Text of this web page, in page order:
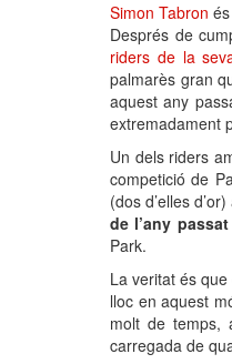
Simon Tabron
Després de
riders de la
palmarès gran
aquest any
extremadament
Un dels riders
competició de
(dos d’elles
de l’any
Park.
La veritat és
lloc en aquest
molt de temps,
carregada de